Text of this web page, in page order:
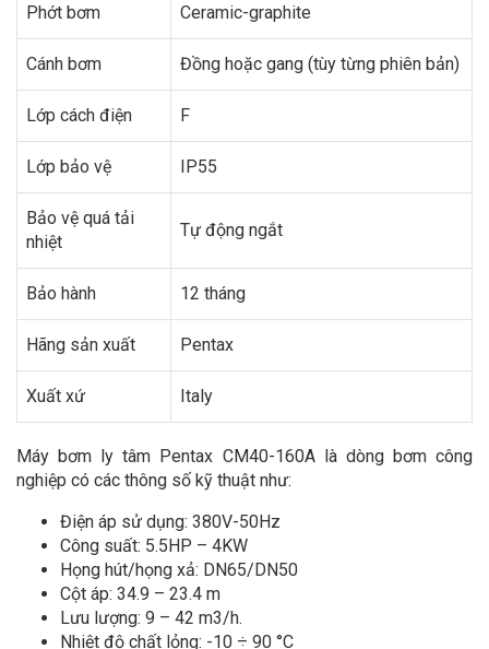
Phớt bơm Ceramic-graphite
Cánh bơm Đồng hoặc gang (tùy từng phiên bản)
Lớp cách điện F
Lớp bảo vệ IP55
Bảo vệ quá tải
nhiệt
Tự động ngắt
Bảo hành 12 tháng
Hãng sản xuất Pentax
Xuất xứ Italy
Máy bơm ly tâm Pentax CM40-160A là dòng bơm công
nghiệp có các thông số kỹ thuật như:
Điện áp sử dụng: 380V-50Hz
Công suất: 5.5HP – 4KW
Họng hút/họng xả: DN65/DN50
Cột áp: 34.9 – 23.4 m
Lưu lượng: 9 – 42 m3/h.
Nhiệt độ chất lỏng: -10 ÷ 90 °C